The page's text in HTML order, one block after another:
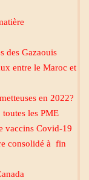
des Gazaouis
entre le Maroc et
en 2022?
les PME
vaccins Covid-19
consolidé à fin